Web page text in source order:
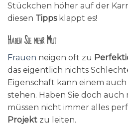
Stückchen höher auf der
diesen Tippsklappt es!
Haben Sie mehr Mut
Frauen neigen oft zu
das eigentlich nichts
Eigenschaft kann einem
stehen. Haben Sie doch auch
müssen nicht immer alles
Projekt zu leiten.